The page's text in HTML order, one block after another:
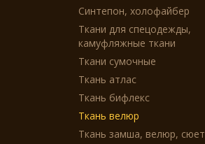
Синтепон, холофайбер
Ткани для спецодежды,
камуфляжные ткани
Ткани сумочные
Ткань атлас
Ткань бифлекс
Ткань велюр
Ткань замша, велюр, сюет